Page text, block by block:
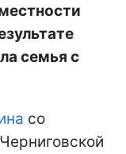
семья с
со
Черниговской